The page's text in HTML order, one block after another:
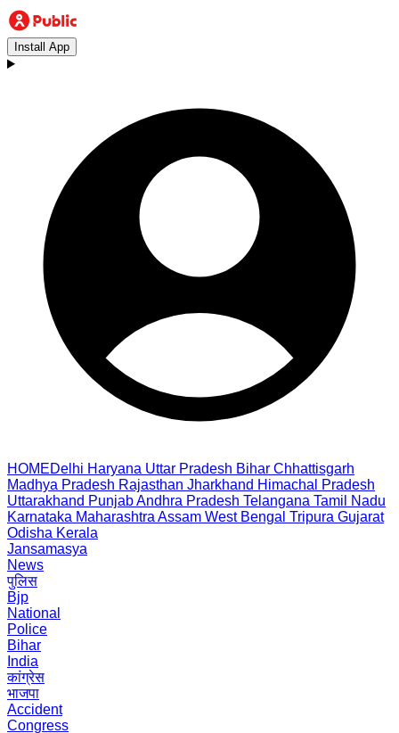
Install App
HOMEDelhi Haryana Uttar Pradesh Bihar Chhattisgarh
Madhya Pradesh Rajasthan Jharkhand Himachal Pradesh
Uttarakhand PunjabAndhra Pradesh Telangana Tamil Nadu
Karnataka Maharashtra Assam West Bengal Tripura Gujarat
Odisha Kerala
Jansamasya
News
पुलिस
Bjp
National
Police
Bihar
India
कांग्रेस
भाजपा
Accident
Congress